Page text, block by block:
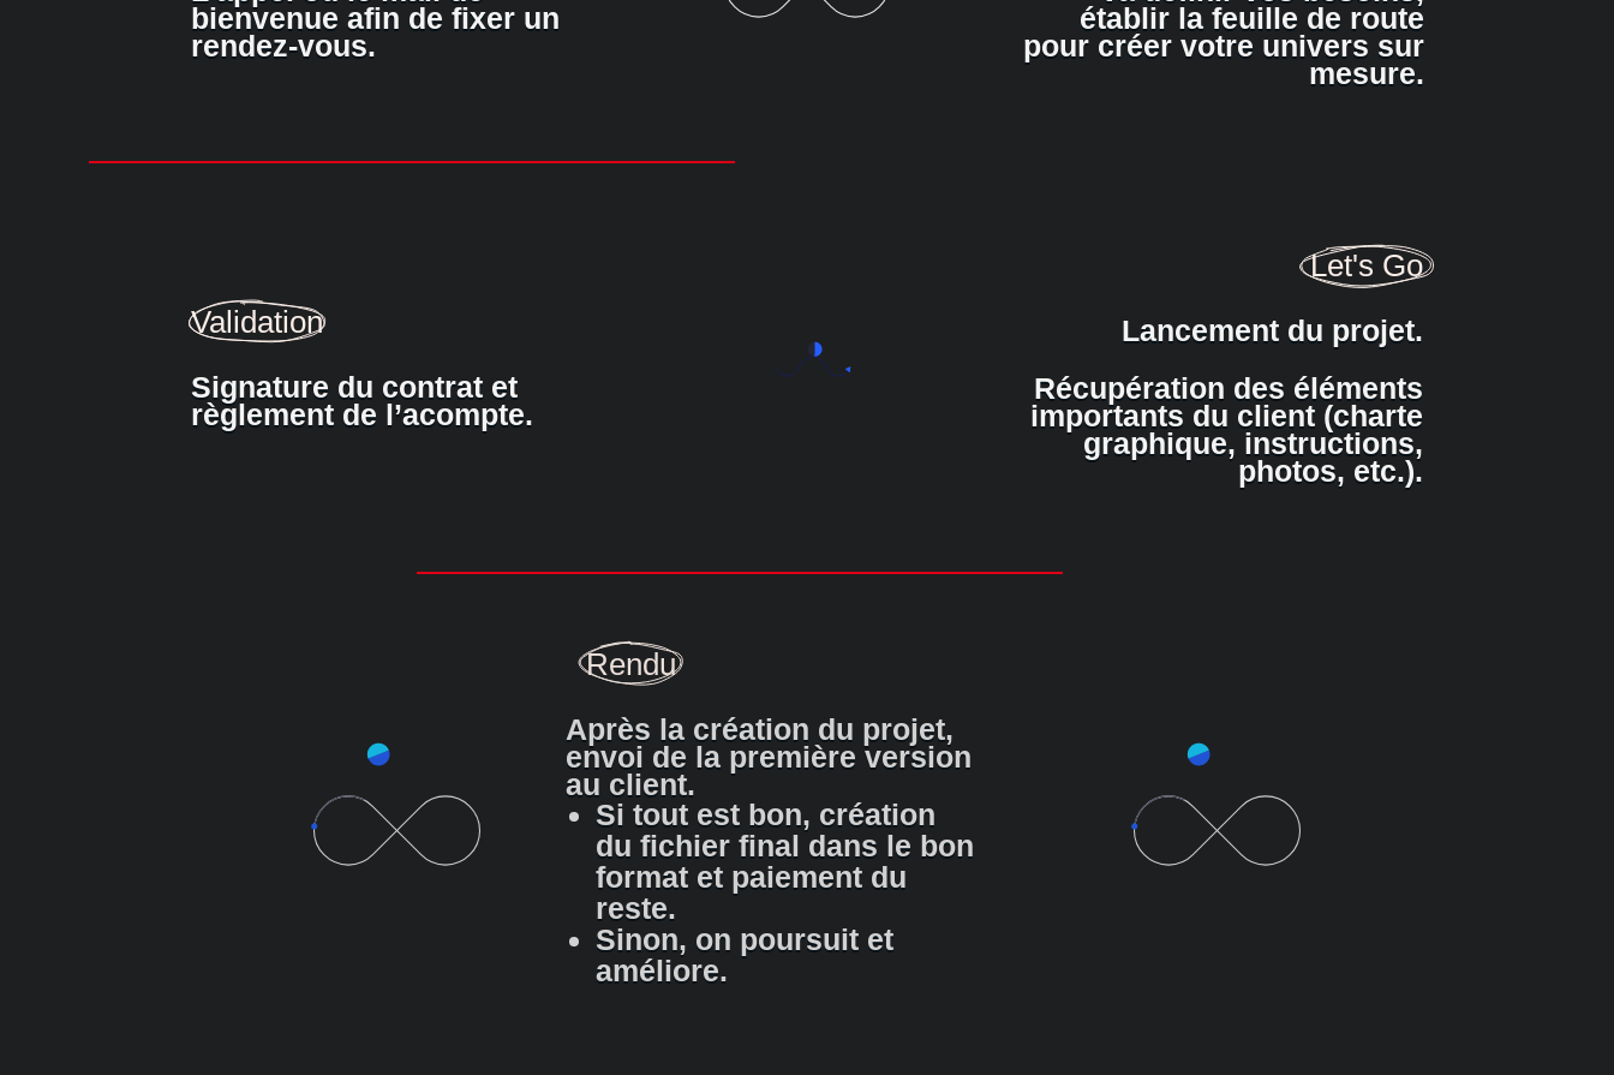
bienvenue afin de fixer un
rendez-vous.
établir la feuille de route
pour créer votre univers sur
mesure.
Validation
Signature du contrat et
règlement de l’acompte.
Let's Go
Lancement du projet.
Récupération des éléments
importants du client (charte
graphique, instructions,
photos, etc.).
Rendu
Après la création du projet,
envoi de la première version
au client.
Si tout est bon, création
du fichier final dans le bon
format et paiement du
reste.
Sinon, on poursuit et
améliore.